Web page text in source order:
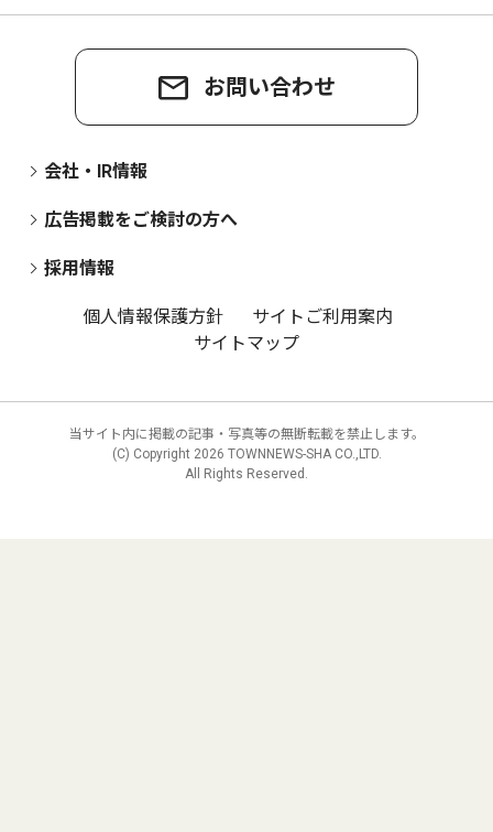
お問い合わせ
会社・IR情報
広告掲載をご検討の方へ
採用情報
個人情報保護方針
サイトご利用案内
サイトマップ
当サイト内に掲載の記事・写真等の無断転載を禁止します。
(C) Copyright 2026 TOWNNEWS-SHA CO.,LTD.
All Rights Reserved.